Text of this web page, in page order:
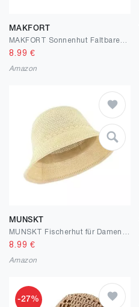
MAKFORT
8.99 €
Amazon
MUNSKT
8.99 €
Amazon
-27%